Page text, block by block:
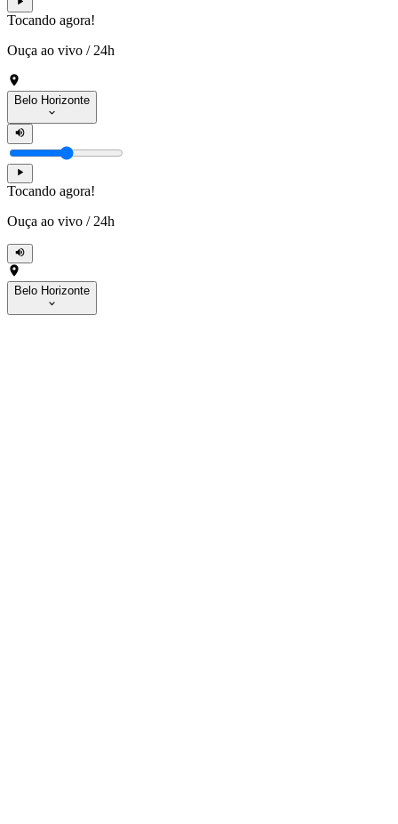
Tocando agora!
Ouça ao vivo / 24h
Belo Horizonte
Tocando agora!
Ouça ao vivo / 24h
Belo Horizonte